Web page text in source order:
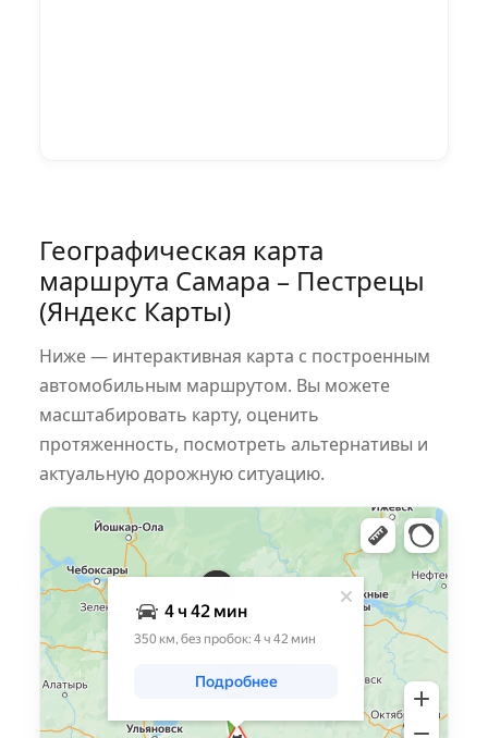
Географическая карта
маршрута Самара – Пестрецы
(Яндекс Карты)
Ниже — интерактивная карта с построенным
автомобильным маршрутом. Вы можете
масштабировать карту, оценить
протяженность, посмотреть альтернативы и
актуальную дорожную ситуацию.